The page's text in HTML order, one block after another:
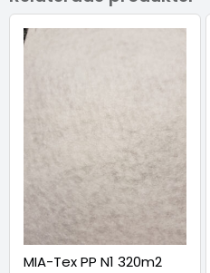
MIA-Tex PP N1 320m2